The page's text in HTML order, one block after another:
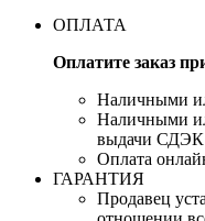
ОПЛАТА
Оплатите заказ
Наличными
Наличными
выдачи СДЭК
Оплата
ГАРАНТИЯ
Продавец